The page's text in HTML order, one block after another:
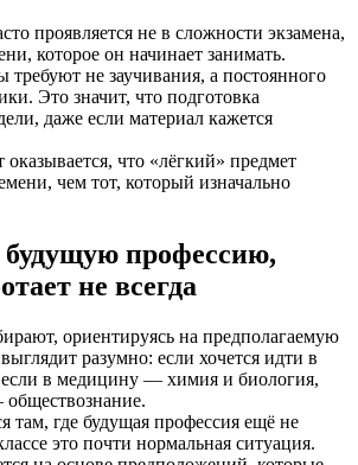
проявляется не в сложности экзамена,
которое он начинает занимать.
требуют не заучивания, а постоянного
Это значит, что подготовка
даже если материал кажется
что «лёгкий» предмет
чем тот, который изначально
профессию,
не всегда
ориентируясь на предполагаемую
разумно: если хочется идти в
в медицину — химия и биология,
там, где будущая профессия ещё не
это почти нормальная ситуация.